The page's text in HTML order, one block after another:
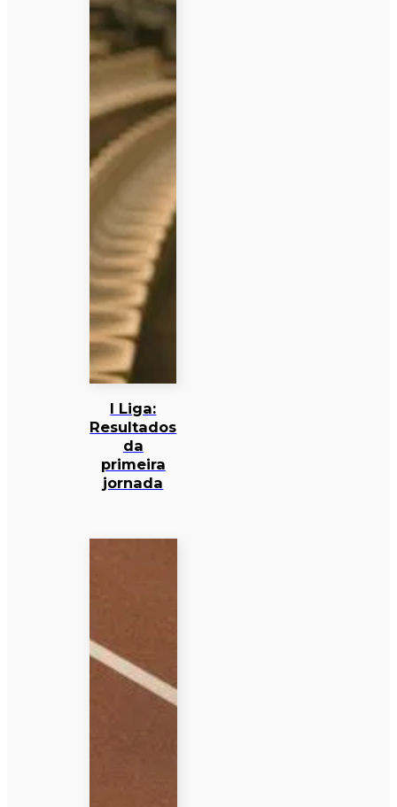
I Liga:
Resultados
da
primeira
jornada